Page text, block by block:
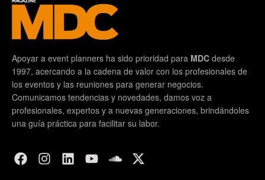
Apoyar a event planners ha sido prioridad para MDC desde
1997, acercando a la cadena de valor con los profesionales de
los eventos y las reuniones para generar negocios.
Comunicamos tendencias y novedades, damos voz a
profesionales, expertos y a nuevas generaciones, brindándoles
una guía práctica para facilitar su labor.